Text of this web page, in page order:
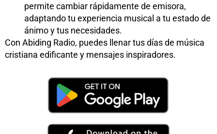
permite cambiar rápidamente de emisora,
adaptando tu experiencia musical a tu estado de
ánimo y tus necesidades.
Con Abiding Radio, puedes llenar tus días de música
cristiana edificante y mensajes inspiradores.